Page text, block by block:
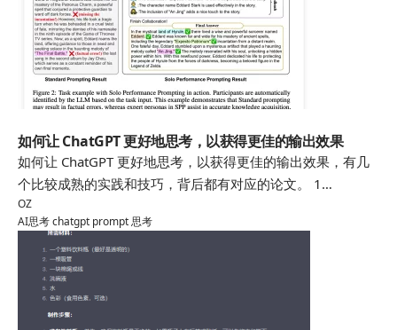
如何让 ChatGPT 更好地思考，以获得更佳的输出效果
如何让 ChatGPT 更好地思考，以获得更佳的输出效果，有几
个比较成熟的实践和技巧，背后都有对应的论文。 1…
OZ
AI思考chatgpt prompt思考